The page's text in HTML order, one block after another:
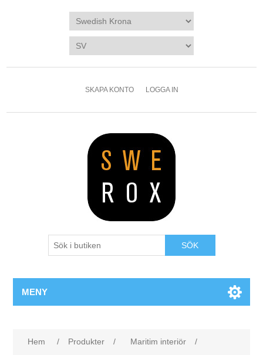
SKAPA KONTO LOGGA IN
SÖK
MENY
Hem / Produkter / Maritim interiör
/